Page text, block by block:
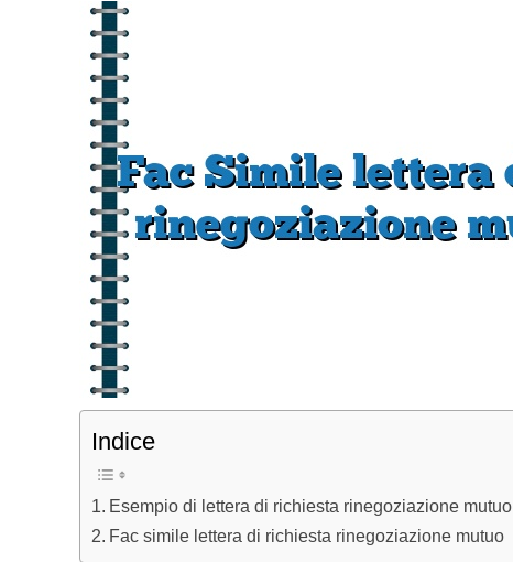
Indice
Esempio di lettera di richiesta rinegoziazione mutuo
Fac simile lettera di richiesta rinegoziazione mutuo